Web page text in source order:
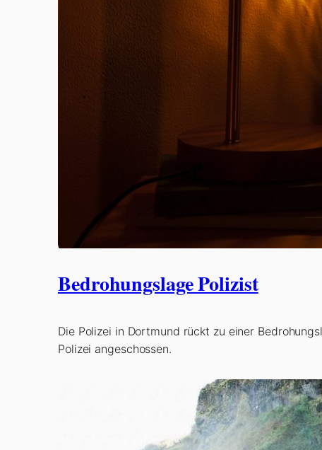
Bedrohungslage Polizist
Die Polizei in Dortmund rückt zu einer
Polizei angeschossen.